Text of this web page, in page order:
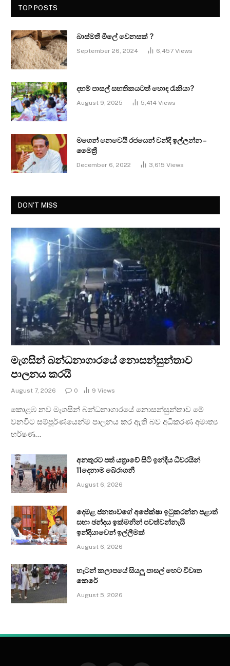
TOP POSTS
බාස්මතී මිලේ වෙනසක් ?
September 26, 2024 6,457 Views
දහම් පාසල් සහතිකයටත් හොඳ රැකියා?
August 9, 2025 5,414 Views
මගෙන් නෙවෙයි රජයෙන් වන්දි ඉල්ලන්න –
මෛත්‍රී
December 6, 2022 3,615 Views
DON'T MISS
මැගසින් බන්ධනාගාරයේ නොසන්සුන්තාව
පාලනය කරයි
August 7, 2026 0 9 Views
කොළඹ නව මැගසින් බන්ධනාගාරයේ නොසන්සුන්තාව මේ
වනවිට සම්පූර්ණයෙන්ම පාලනය කර ඇති බව අධිකරණ අමාත්‍ය
හර්ෂණ…
අනතුරට පත් යත්‍රාවේ සිටි ඉන්දීය ධීවරයින්
11දෙනාම බේරාගනී
August 6, 2026
දෙමළ ජනතාවගේ අපේක්ෂා ඉටුකරන්න පළාත්
සභා ඡන්දය ඉක්මනින් පවත්වන්නැයි
ඉන්දියාවෙන් ඉල්ලීමක්
August 6, 2026
හැටන් කලාපයේ සියලු පාසල් හෙට විවෘත
කෙරේ
August 5, 2026